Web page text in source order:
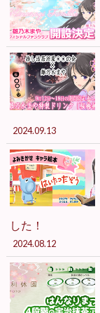
2024.09.13
した！
2024.08.12